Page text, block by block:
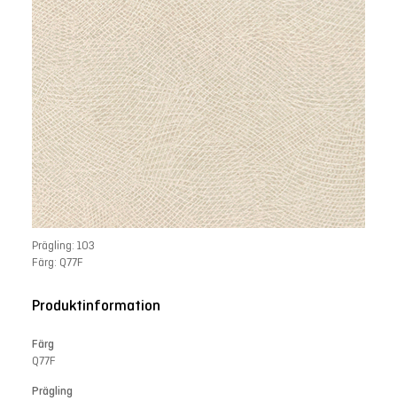
Prägling: 103
Färg: Q77F
Produktinformation
Färg
Q77F
Prägling